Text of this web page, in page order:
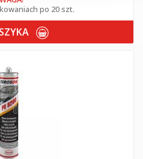
po 20 szt.